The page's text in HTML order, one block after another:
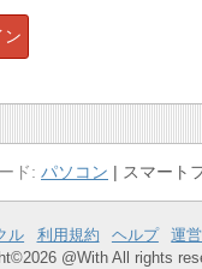
ン
パソコン スマート
ル 利用規約 ヘルプ
運
@With All rights